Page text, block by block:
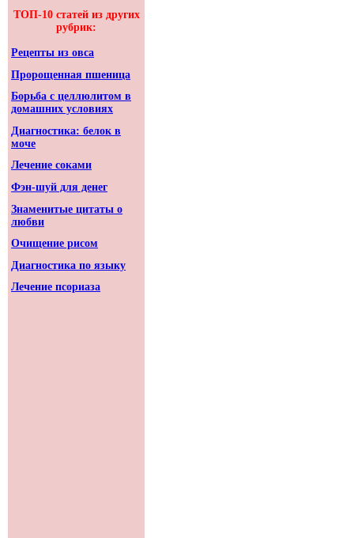
ТОП-10 статей из других
рубрик:
Рецепты из овса
Пророщенная пшеница
Борьба с целлюлитом в
домашних условиях
Диагностика: белок в
моче
Лечение соками
Фэн-шуй для денег
Знаменитые цитаты о
любви
Очищение рисом
Диагностика по языку
Лечение псориаза